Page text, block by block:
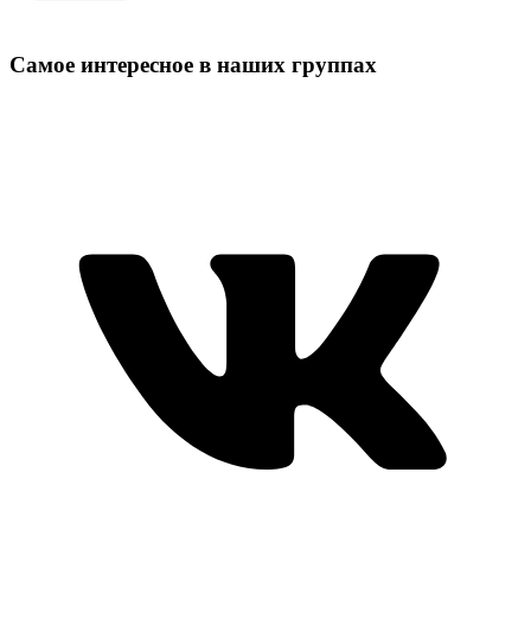
Самое интересное в наших группах